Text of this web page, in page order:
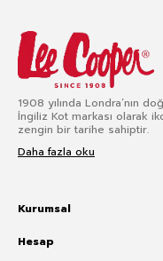
1908 yılında Londra’nın
İngiliz Kot markası olarak
zengin bir tarihe sahiptir.
Daha fazla oku
Kurumsal
Hesap